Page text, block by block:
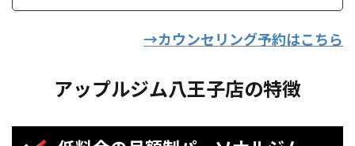
→カウンセリング予約はこちら
アップルジム八王子店の特徴